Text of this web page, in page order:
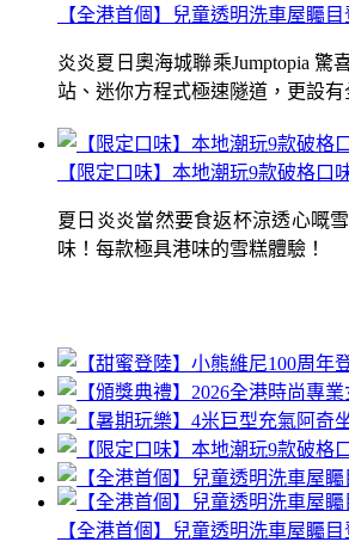
【全港首個】兒童透明洗車屋矚
炎炎夏日奧海城聯乘Jumptopia
站、迷你方程式極速隧道，更設
【限定口味】本地潮玩9款破格口
夏日炎炎當然要食返杯涼透心嘅
味！每款極具港味的雪糕體驗！
【全港首個】兒童透明洗車屋矚